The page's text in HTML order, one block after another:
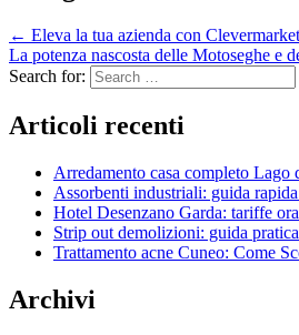
← Eleva la tua azienda con
La potenza nascosta delle Motoseghe
Search for:
Articoli recenti
Arredamento casa completo Lago
Assorbenti industriali: guida
Hotel Desenzano Garda: tariffe
Strip out demolizioni: guida
Trattamento acne Cuneo: Come
Archivi